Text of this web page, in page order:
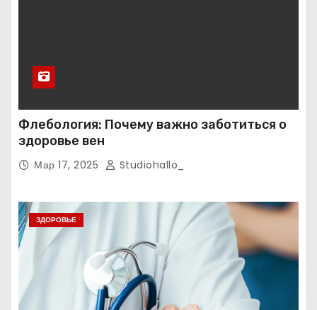
Флебология: Почему важно заботиться о
здоровье вен
Мар 17, 2025 Studiohallo_
ЗДОРОВЬЕ